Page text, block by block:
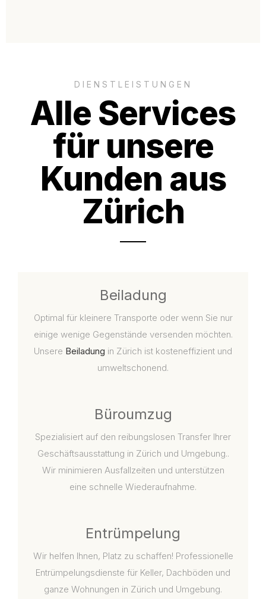
DIENSTLEISTUNGEN
Alle Services
für unsere
Kunden aus
Zürich
Beiladung
Optimal für kleinere Transporte oder wenn Sie nur
einige wenige Gegenstände versenden möchten.
Unsere Beiladung in Zürich ist kosteneffizient und
umweltschonend.
Büroumzug
Spezialisiert auf den reibungslosen Transfer Ihrer
Geschäftsausstattung in Zürich und Umgebung..
Wir minimieren Ausfallzeiten und unterstützen
eine schnelle Wiederaufnahme.
Entrümpelung
Wir helfen Ihnen, Platz zu schaffen! Professionelle
Entrümpelungsdienste für Keller, Dachböden und
ganze Wohnungen in Zürich und Umgebung.